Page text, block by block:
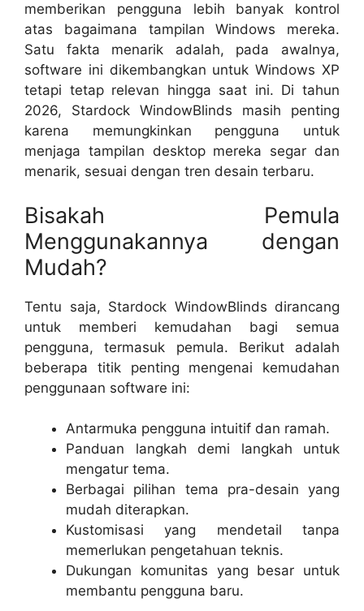
memberikan pengguna lebih banyak kontrol
atas bagaimana tampilan Windows mereka.
Satu fakta menarik adalah, pada awalnya,
software ini dikembangkan untuk Windows XP
tetapi tetap relevan hingga saat ini. Di tahun
2026, Stardock WindowBlinds masih penting
karena memungkinkan pengguna untuk
menjaga tampilan desktop mereka segar dan
menarik, sesuai dengan tren desain terbaru.
Bisakah Pemula
Menggunakannya dengan
Mudah?
Tentu saja, Stardock WindowBlinds dirancang
untuk memberi kemudahan bagi semua
pengguna, termasuk pemula. Berikut adalah
beberapa titik penting mengenai kemudahan
penggunaan software ini:
Antarmuka pengguna intuitif dan ramah.
Panduan langkah demi langkah untuk
mengatur tema.
Berbagai pilihan tema pra-desain yang
mudah diterapkan.
Kustomisasi yang mendetail tanpa
memerlukan pengetahuan teknis.
Dukungan komunitas yang besar untuk
membantu pengguna baru.